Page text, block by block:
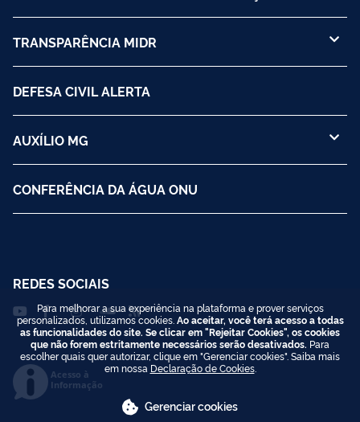
TRANSPARÊNCIA MIDR
DEFESA CIVIL ALERTA
AUXÍLIO MG
CONFERÊNCIA DA ÁGUA ONU
REDES SOCIAIS
Acesso à
Informação
Para melhorar a sua experiência na plataforma e prover serviços
personalizados, utilizamos cookies. Ao aceitar, você terá acesso a todas
as funcionalidades do site. Se clicar em "Rejeitar Cookies", os cookies
que não forem estritamente necessários serão desativados. Para
escolher quais quer autorizar, clique em "Gerenciar cookies". Saiba mais
em nossa Declaração de Cookies.
Gerenciar cookies